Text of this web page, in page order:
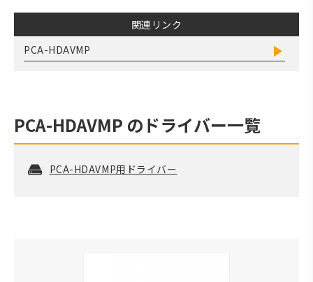
関連リンク
PCA-HDAVMP
PCA-HDAVMP のドライバー一覧
PCA-HDAVMP用ドライバー